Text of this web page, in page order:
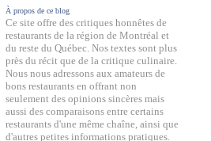
À propos de ce blog
Ce site offre des critiques honnêtes de
restaurants de la région de Montréal et
du reste du Québec. Nos textes sont plus
près du récit que de la critique culinaire.
Nous nous adressons aux amateurs de
bons restaurants en offrant non
seulement des opinions sincères mais
aussi des comparaisons entre certains
restaurants d'une même chaîne, ainsi que
d'autres petites informations pratiques.